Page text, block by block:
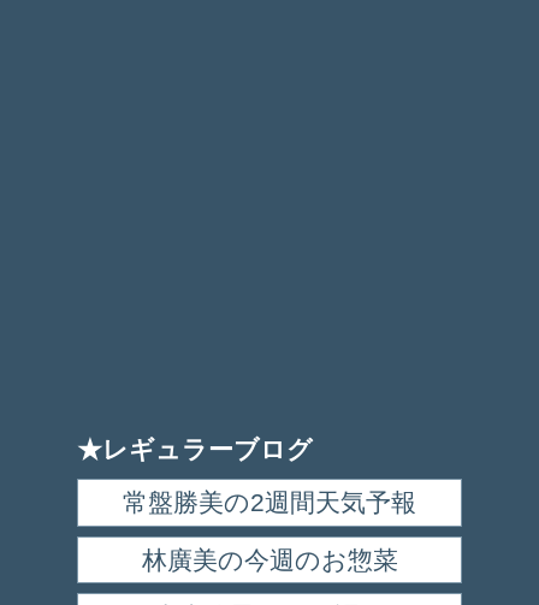
★レギュラーブログ
常盤勝美の2週間天気予報
林廣美の今週のお惣菜